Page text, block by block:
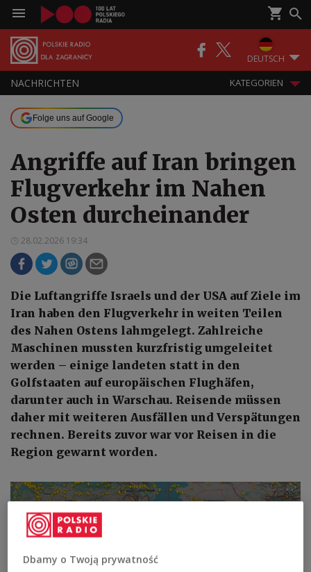
DEUTSCH
NACHRICHTEN KATEGORIEN
Folge uns auf Google
Angriffe auf Iran bringen
Flugverkehr im Nahen
Osten durcheinander
28.02.2026 19:34
Die Luftangriffe Israels und der USA auf Ziele im
Iran haben den Flugverkehr in weiten Teilen
des Nahen Ostens lahmgelegt. Zahlreiche
Maschinen mussten kurzfristig umgeleitet
werden – einige landeten statt in den
Golfstaaten auf europäischen Flughäfen,
darunter auch in Warschau. Reisende müssen
daher mit weiteren Ausfällen und Verspätungen
rechnen. Bereits zuvor war vor Reisen in die
Region gewarnt worden.
Dbamy o Twoją prywatność